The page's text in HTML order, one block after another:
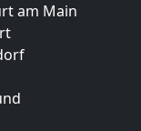
am Main